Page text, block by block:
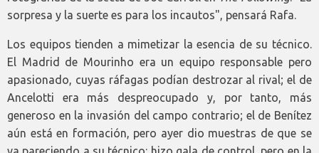
sorpresa y la suerte es para los incautos", pensará Rafa.
Los equipos tienden a mimetizar la esencia de su técnico.
El Madrid de Mourinho era un equipo responsable pero
apasionado, cuyas ráfagas podían destrozar al rival; el de
Ancelotti era más despreocupado y, por tanto, más
generoso en la invasión del campo contrario; el de Benítez
aún está en formación, pero ayer dio muestras de que se